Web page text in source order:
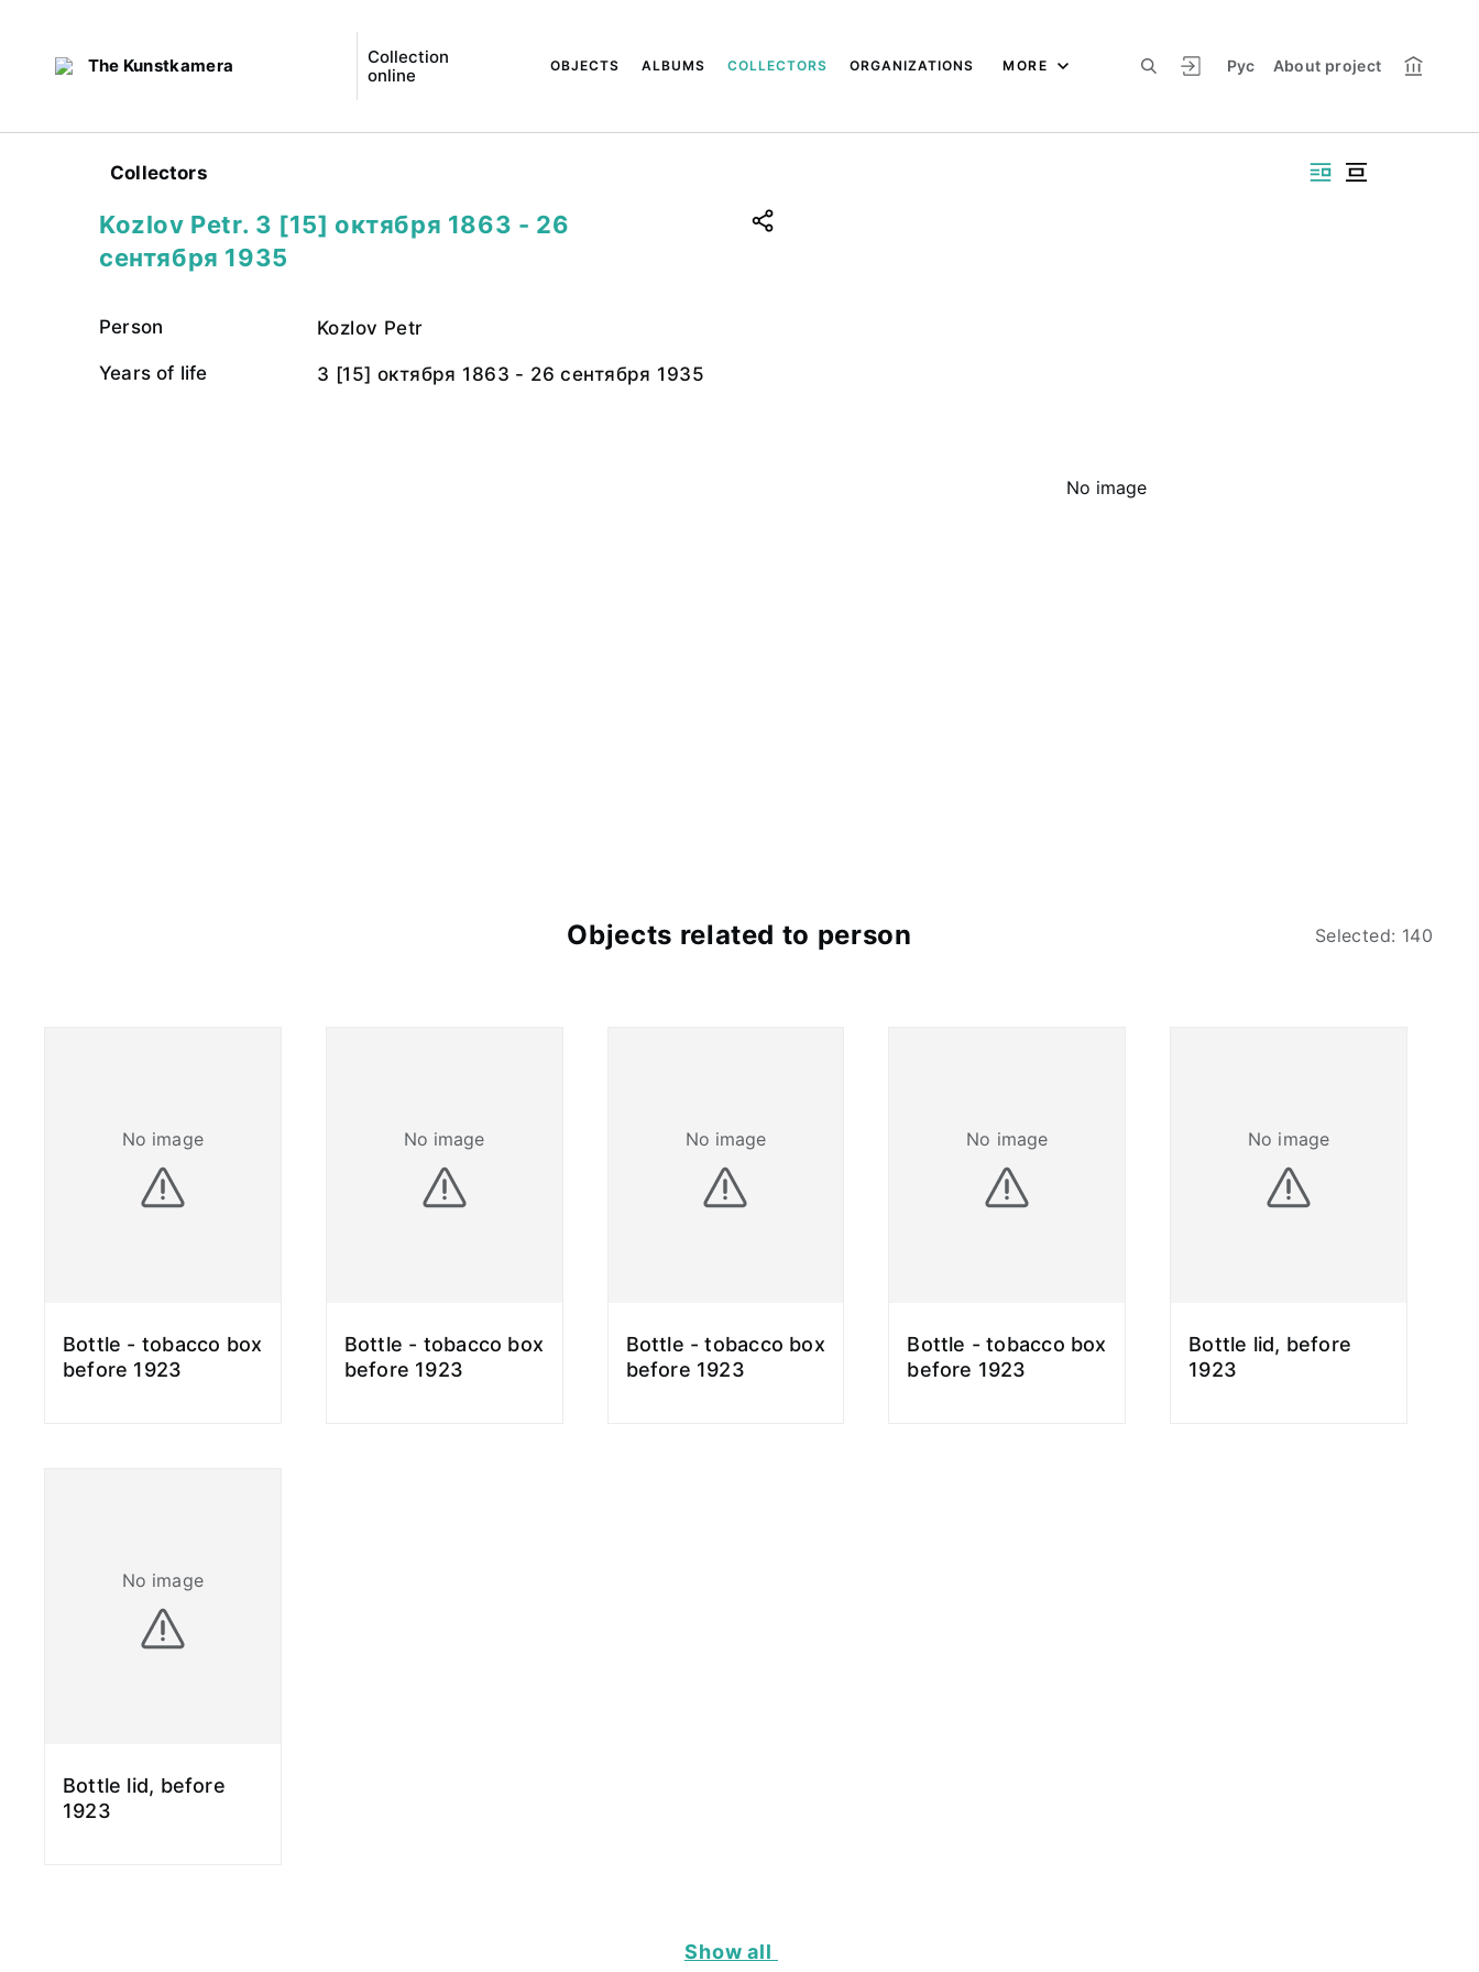
The Kunstkamera
Collection
online
Рус About project
OBJECTS ALBUMS COLLECTORS ORGANIZATIONS MORE
Collectors
No image
Kozlov Petr. 3 [15] октября 1863 - 26
сентября 1935
Person Kozlov Petr
Years of life 3 [15] октября 1863 - 26 сентября 1935
Objects related to person Selected: 140
No image
Bottle - tobacco box
before 1923
No image
Bottle - tobacco box
before 1923
No image
Bottle - tobacco box
before 1923
No image
Bottle - tobacco box
before 1923
No image
Bottle lid, before
1923
No image
Bottle lid, before
1923
Show all